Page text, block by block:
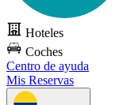
Hoteles
Coches
Centro de ayuda
Mis Reservas